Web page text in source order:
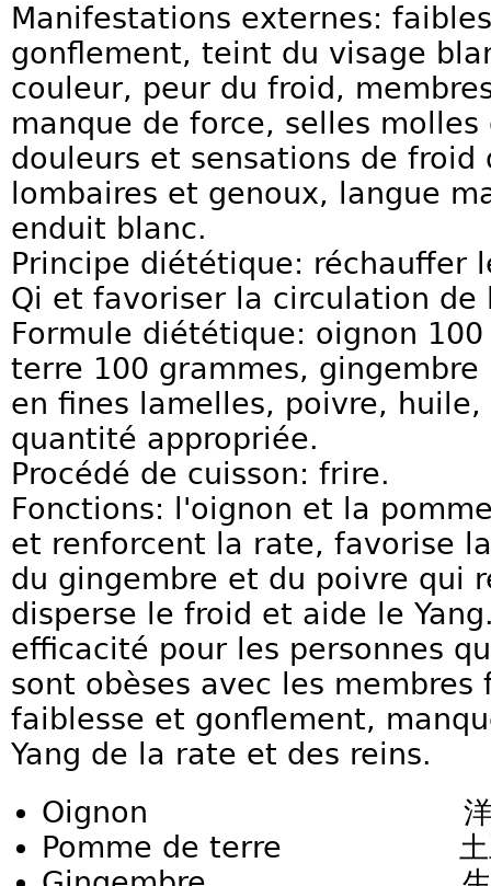
Manifestations externes:
gonflement, teint du visage
couleur, peur du froid,
manque de force, selles
douleurs et sensations de froid
lombaires et genoux, langue
enduit blanc.
Principe diététique: réchauffer
Qi et favoriser la circulation de
Formule diététique: oignon
terre 100 grammes, gingembre
en fines lamelles, poivre,
quantité appropriée.
Procédé de cuisson: frire.
Fonctions: l'oignon et la
et renforcent la rate, favorise
du gingembre et du poivre qui
disperse le froid et aide le
efficacité pour les personnes
sont obèses avec les
faiblesse et gonflement,
Yang de la rate et des reins.
Oignon 洋葱
Pomme de terre 土豆